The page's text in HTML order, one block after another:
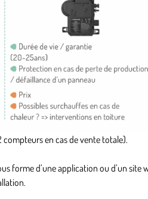
en cas de vente totale).
forme d’une application ou d’un